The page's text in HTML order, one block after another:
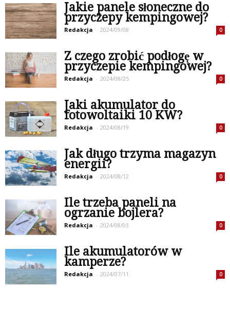
Jakie panele słoneczne do
przyczepy kempingowej?
Redakcja - 2024/09/08 0
Z czego zrobić podłogę w
przyczepie kempingowej?
Redakcja - 2024/08/25 0
Jaki akumulator do
fotowoltaiki 10 KW?
Redakcja - 2024/08/19 0
Jak długo trzyma magazyn
energii?
Redakcja - 2024/08/12 0
Ile trzeba paneli na
ogrzanie bojlera?
Redakcja - 2024/08/03 0
Ile akumulatorów w
kamperze?
Redakcja - 2024/07/11 0